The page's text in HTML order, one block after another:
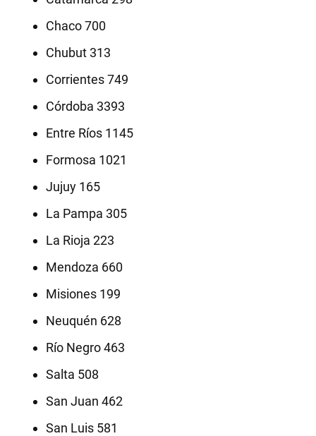
Chaco 700
Chubut 313
Corrientes 749
Córdoba 3393
Entre Ríos 1145
Formosa 1021
Jujuy 165
La Pampa 305
La Rioja 223
Mendoza 660
Misiones 199
Neuquén 628
Río Negro 463
Salta 508
San Juan 462
San Luis 581